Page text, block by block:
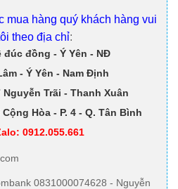
mua hàng quý khách hàng vui
theo địa chỉ:
đúc đồng - Ý Yên - NĐ
- Ý Yên - Nam Định
Nguyễn Trãi - Thanh Xuân
Cộng Hòa - P. 4 - Q. Tân Bình
0912.055.661
0831000074628 - Nguyễn